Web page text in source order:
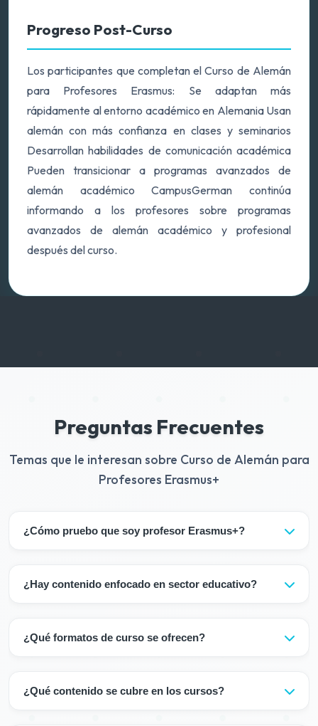
Progreso Post-Curso
Los participantes que completan el Curso de Alemán
para Profesores Erasmus: Se adaptan más
rápidamente al entorno académico en Alemania Usan
alemán con más confianza en clases y seminarios
Desarrollan habilidades de comunicación académica
Pueden transicionar a programas avanzados de
alemán académico CampusGerman continúa
informando a los profesores sobre programas
avanzados de alemán académico y profesional
después del curso.
Preguntas Frecuentes
Temas que le interesan sobre Curso de Alemán para
Profesores Erasmus+
¿Cómo pruebo que soy profesor Erasmus+?
¿Hay contenido enfocado en sector educativo?
¿Qué formatos de curso se ofrecen?
consiste en una combinación de clases presenciales y
¿Qué contenido se cubre en los cursos?